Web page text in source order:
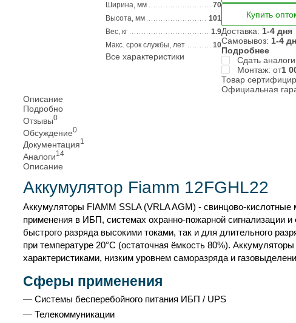
Ширина, мм
70
Высота, мм
101
Вес, кг
1.9
Макс. срок службы, лет
10
Все характеристики
Купить
Доставка: 1-4 дня
Самовывоз: 1-4
Подробнее
Сдать
Монтаж: от1
Товар
Официальная
Описание
Подробно
Отзывы0
Обсуждение0
Документация1
Аналоги14
Описание
Аккумулятор Fiamm 12FGHL22
Аккумуляторы FIAMM SSLA (VRLA AGM) - свинцово-
применения в ИБП, системах охранно-пожарной сигнализации
быстрого разряда высокими токами, так и для длительного
при температуре 20°C (остаточная ёмкость 80%).
характеристиками, низким уровнем саморазряда и
Сферы применения
Системы бесперебойного питания ИБП / UPS
Телекоммуникации